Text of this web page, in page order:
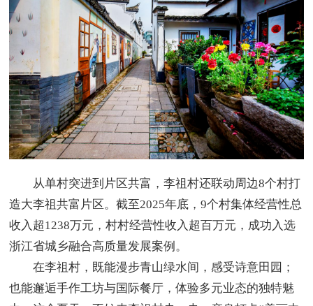
从单村突进到片区共富，李祖村还联动周边8个村打
造大李祖共富片区。截至2025年底，9个村集体经营性总
收入超1238万元，村村经营性收入超百万元，成功入选
浙江省城乡融合高质量发展案例。
在李祖村，既能漫步青山绿水间，感受诗意田园；
也能邂逅手作工坊与国际餐厅，体验多元业态的独特魅